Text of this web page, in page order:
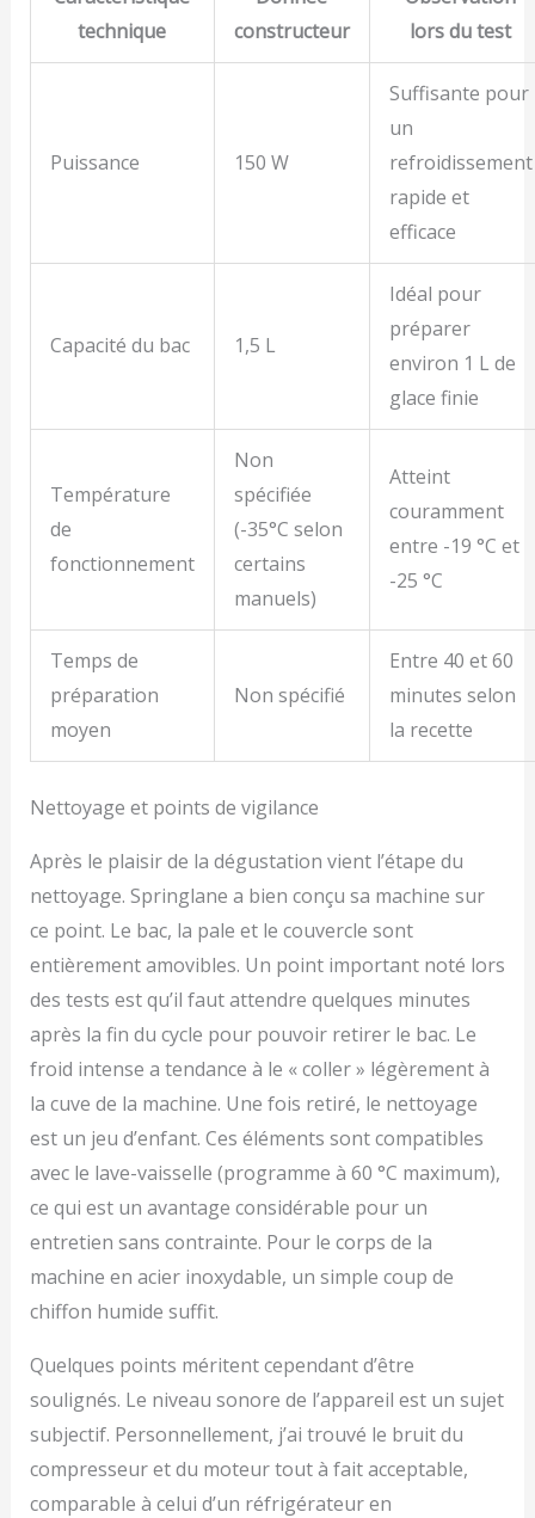
technique
constructeur
lors du test
Puissance 150 W
Suffisante pour
un
refroidissement
rapide et
efficace
Capacité du bac 1,5 L
Idéal pour
préparer
environ 1 L de
glace finie
Température
de
fonctionnement
Non
spécifiée
(-35°C selon
certains
manuels)
Atteint
couramment
entre -19 °C et
-25 °C
Temps de
préparation
moyen
Non spécifié
Entre 40 et 60
minutes selon
la recette
Nettoyage et points de vigilance
Après le plaisir de la dégustation vient l’étape du
nettoyage. Springlane a bien conçu sa machine sur
ce point. Le bac, la pale et le couvercle sont
entièrement amovibles. Un point important noté lors
des tests est qu’il faut attendre quelques minutes
après la fin du cycle pour pouvoir retirer le bac. Le
froid intense a tendance à le « coller » légèrement à
la cuve de la machine. Une fois retiré, le nettoyage
est un jeu d’enfant. Ces éléments sont compatibles
avec le lave-vaisselle (programme à 60 °C maximum),
ce qui est un avantage considérable pour un
entretien sans contrainte. Pour le corps de la
machine en acier inoxydable, un simple coup de
chiffon humide suffit.
Quelques points méritent cependant d’être
soulignés. Le niveau sonore de l’appareil est un sujet
subjectif. Personnellement, j’ai trouvé le bruit du
compresseur et du moteur tout à fait acceptable,
comparable à celui d’un réfrigérateur en